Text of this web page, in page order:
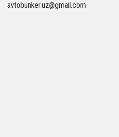
avtobunker.uz@gmail.com